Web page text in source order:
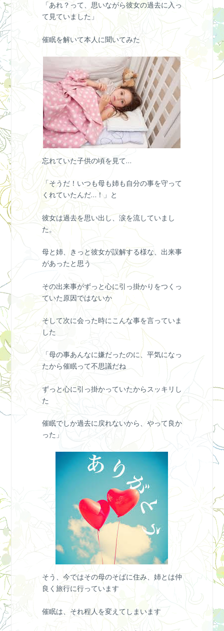
「あれ？って、思いながら彼女の過去に入っ
て見ていました」
催眠を解いて本人に聞いてみた
忘れていた子供の頃を見て…
「そうだ！いつも母も姉も自分の事を守って
くれていたんだ…！」と
彼女は過去を思い出し、涙を流していまし
た。
母と姉、きっと彼女が誤解する様な、出来事
があったと思う
その出来事がずっと心に引っ掛かりをつくっ
ていた原因ではないか
そして次に会った時にこんな事を言っていま
した
「母の事あんなに嫌だったのに、平気になっ
たから催眠って不思議だね
ずっと心に引っ掛かっていたからスッキリし
た
催眠でしか過去に戻れないから、やって良か
った」
そう、今ではその母のそばに住み、姉とは仲
良く旅行に行っています
催眠は、それ程人を変えてしまいます